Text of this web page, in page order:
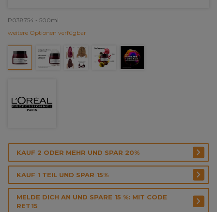
P038754 - 500ml
weitere Optionen verfügbar
KAUF 2 ODER MEHR UND SPAR 20%
KAUF 1 TEIL UND SPAR 15%
MELDE DICH AN UND SPARE 15 %: MIT CODE
RET15